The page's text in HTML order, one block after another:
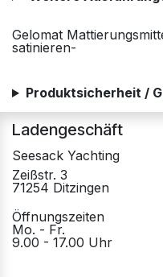
Gelomat
satinieren-
Produktsicherheit /
Ladengeschäft
Seesack Yachting
Zeißstr. 3
71254 Ditzingen
Öffnungszeiten
Mo. - Fr.
9.00 - 17.00 Uhr